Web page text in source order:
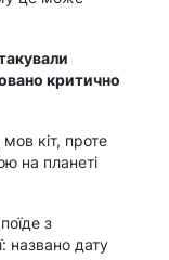
критично
кіт, проте
на планеті
з
названо дату